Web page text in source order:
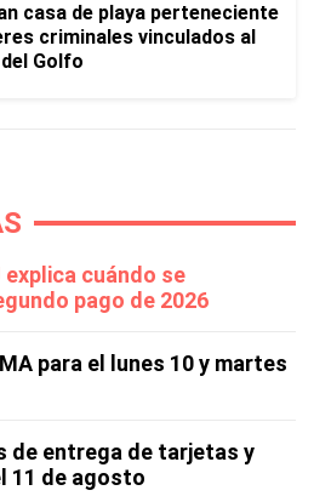
casa de playa perteneciente
criminales vinculados al
Golfo
explica cuándo se
pago de 2026
para el lunes 10 y martes
de entrega de tarjetas y
11 de agosto